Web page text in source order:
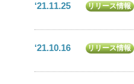
‘21.11.25 リリース情報
‘21.10.16 リリース情報